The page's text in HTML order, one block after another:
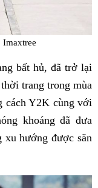
bất hủ, đã trở lại
trang trong mùa
cách Y2K cùng với
khoáng đã đưa
xu hướng được săn